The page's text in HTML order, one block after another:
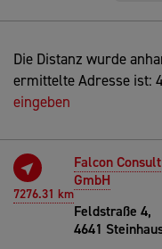
Die Distanz wurde
ermittelte Adresse ist:
eingeben
7276.31 km
Falcon
GmbH
Feldstraße 4,
4641